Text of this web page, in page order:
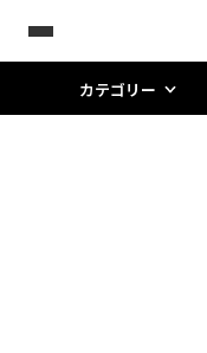
カテゴリー